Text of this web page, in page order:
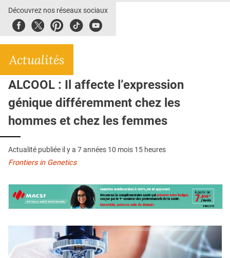
E-REVUE SAD
THÉMA
CRÉDITS
Découvrez nos réseaux sociaux
FacebookTwitterPinterest
TiktokYoubute
Actualités
ALCOOL : Il affecte l’expression
génique différemment chez les
hommes et chez les femmes
Actualité publiée il y a 7 années 10 mois 15 heures
Frontiers in Genetics